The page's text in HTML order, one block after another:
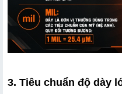
3. Tiêu chuẩn độ dày